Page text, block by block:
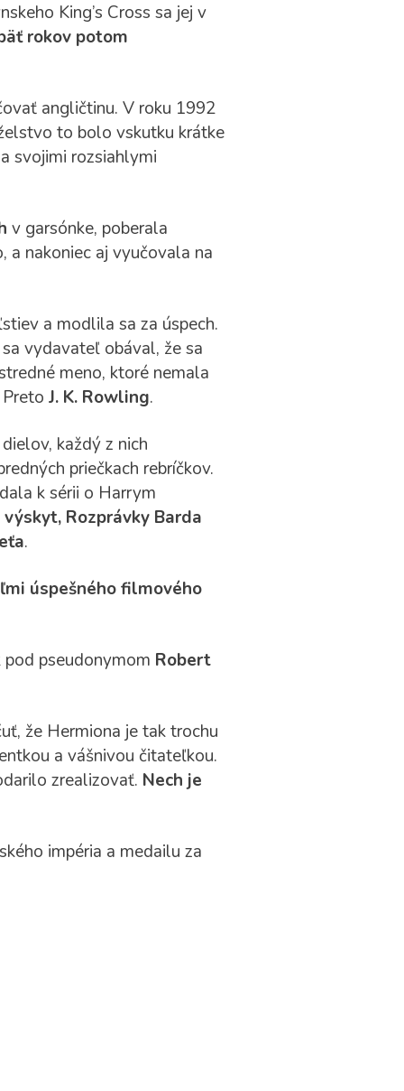
King’s Cross sa jej v
rokov potom
angličtinu. V roku 1992
to bolo vskutku krátke
svojimi rozsiahlymi
v garsónke, poberala
a nakoniec aj vyučovala na
a modlila sa za úspech.
vydavateľ obával, že sa
meno, ktoré nemala
J. K. Rowling.
každý z nich
priečkach rebríčkov.
k sérii o Harrym
Rozprávky Barda
.
úspešného filmového
pod pseudonymom Robert
že Hermiona je tak trochu
a vášnivou čitateľkou.
zrealizovať. Nech je
impéria a medailu za